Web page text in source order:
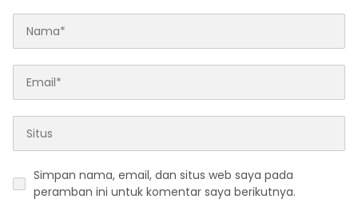
Simpan nama, email, dan situs web saya pada
peramban ini untuk komentar saya berikutnya.